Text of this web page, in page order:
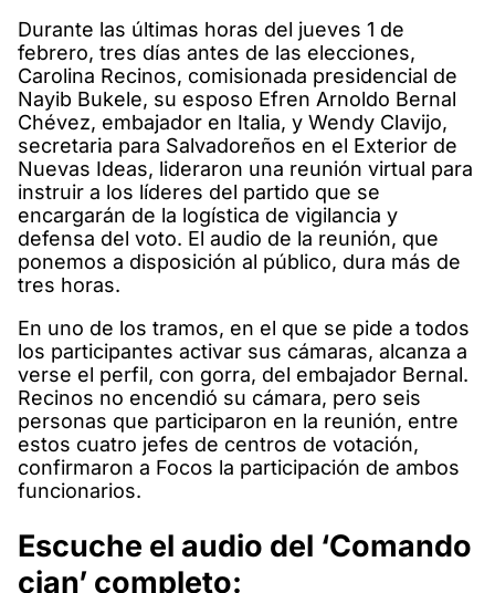
Durante las últimas horas del jueves 1 de
febrero, tres días antes de las elecciones,
Carolina Recinos, comisionada presidencial de
Nayib Bukele, su esposo Efren Arnoldo Bernal
Chévez, embajador en Italia, y Wendy Clavijo,
secretaria para Salvadoreños en el Exterior de
Nuevas Ideas, lideraron una reunión virtual para
instruir a los líderes del partido que se
encargarán de la logística de vigilancia y
defensa del voto. El audio de la reunión, que
ponemos a disposición al público, dura más de
tres horas.
En uno de los tramos, en el que se pide a todos
los participantes activar sus cámaras, alcanza a
verse el perfil, con gorra, del embajador Bernal.
Recinos no encendió su cámara, pero seis
personas que participaron en la reunión, entre
estos cuatro jefes de centros de votación,
confirmaron a Focos la participación de ambos
funcionarios.
Escuche el audio del ‘Comando
cian’ completo: